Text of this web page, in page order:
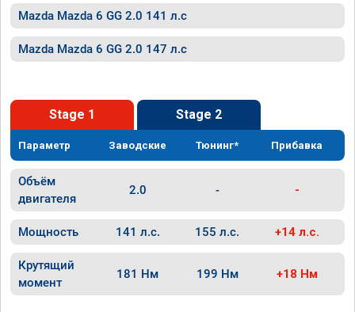
Mazda Mazda 6 GG 2.0 141 л.с
Mazda Mazda 6 GG 2.0 147 л.с
Stage 1 Stage 2
Параметр Заводские Тюнинг* Прибавка
Объём
двигателя
2.0 - -
Мощность 141 л.с. 155 л.с. +14 л.с.
Крутящий
момент
181 Нм 199 Нм +18 Нм